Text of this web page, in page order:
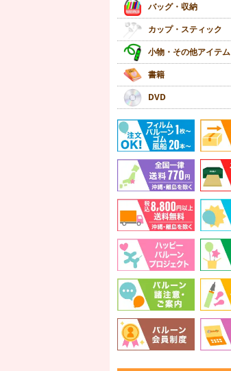
バッグ・収納
カップ・スティック
小物・その他アイテム
書籍
DVD